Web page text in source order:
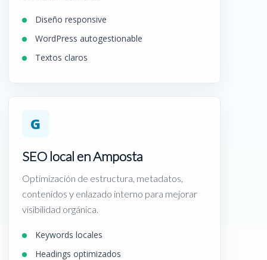
Diseño responsive
WordPress autogestionable
Textos claros
G
SEO local en Amposta
Optimización de estructura, metadatos,
contenidos y enlazado interno para mejorar
visibilidad orgánica.
Keywords locales
Headings optimizados